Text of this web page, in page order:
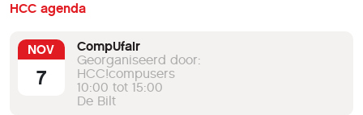
HCC agenda
NOV
7
CompUfair
Georganiseerd door:
HCC!compusers
10:00 tot 15:00
De Bilt